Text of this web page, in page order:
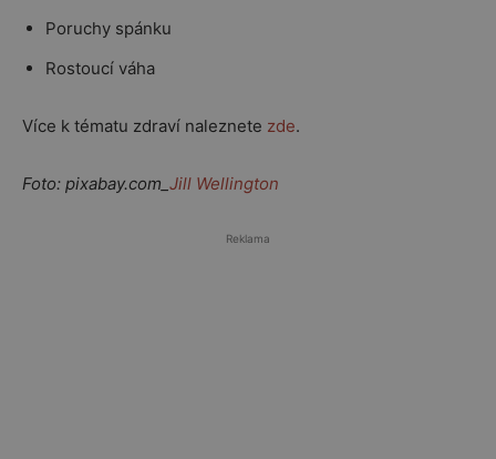
Poruchy spánku
Rostoucí váha
Více k tématu zdraví naleznete zde.
Foto: pixabay.com_ Jill Wellington
Reklama